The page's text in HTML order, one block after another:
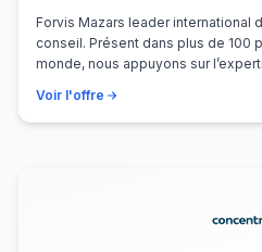
Forvis Mazars leader international
conseil. Présent dans plus de 100
monde, nous appuyons sur
Voir l'offre